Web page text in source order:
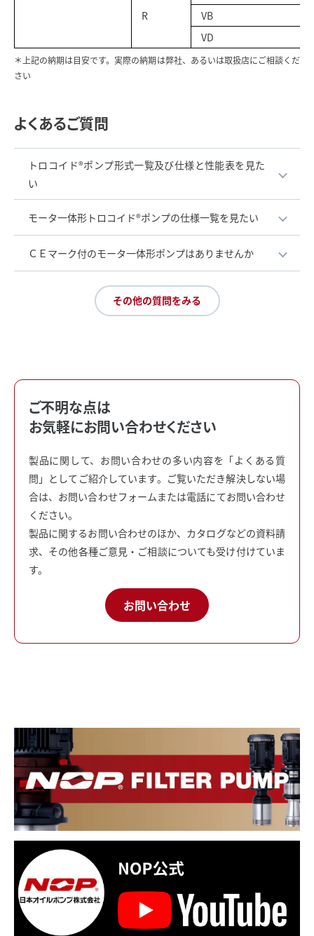
R
VB
VD
＊上記の納期は目安です。実際の納期は弊社、あるいは取扱店にご相談くだ
さい
よくあるご質問
トロコイド®ポンプ形式一覧及び仕様と性能表を見た
い
モータ一体形トロコイド®ポンプの仕様一覧を見たい
ＣＥマーク付のモータ一体形ポンプはありませんか
その他の質問をみる
ご不明な点は
お気軽にお問い合わせください
製品に関して、お問い合わせの多い内容を「よくある質
問」としてご紹介しています。ご覧いただき解決しない場
合は、お問い合わせフォームまたは電話にてお問い合わせ
ください。
製品に関するお問い合わせのほか、カタログなどの資料請
求、その他各種ご意見・ご相談についても受け付けていま
す。
お問い合わせ